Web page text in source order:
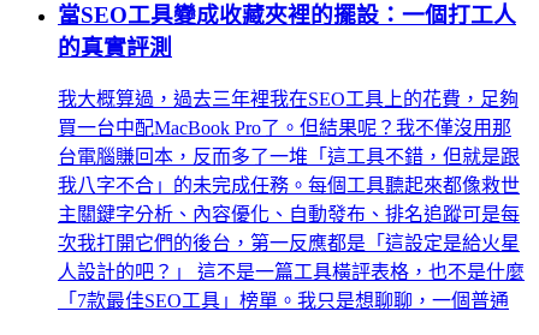
當SEO工具變成收藏夾裡的擺設：一個打工人
的真實評測
我大概算過，過去三年裡我在SEO工具上的花費，足夠
買一台中配MacBook Pro了。但結果呢？我不僅沒用那
台電腦賺回本，反而多了一堆「這工具不錯，但就是跟
我八字不合」的未完成任務。每個工具聽起來都像救世
主關鍵字分析、內容優化、自動發布、排名追蹤可是每
次我打開它們的後台，第一反應都是「這設定是給火星
人設計的吧？」 這不是一篇工具橫評表格，也不是什麼
「7款最佳SEO工具」榜單。我只是想聊聊，一個普通